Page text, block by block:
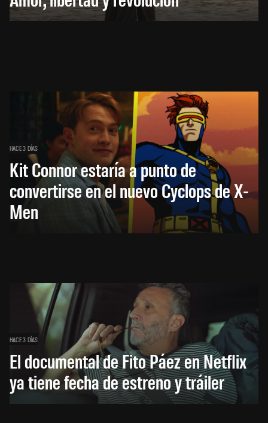
HACE 3 DÍAS
Kit Connor estaría a punto de
convertirse en el nuevo Cyclops de X-
Men
HACE 3 DÍAS
El documental de Fito Páez en Netflix
ya tiene fecha de estreno y tráiler